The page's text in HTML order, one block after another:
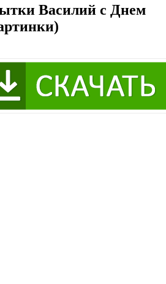
Василий с Днем